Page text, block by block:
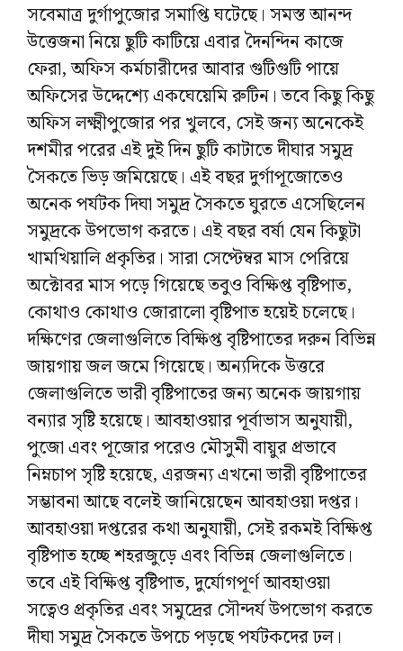
সবেমাত্র দুর্গাপুজোর সমাপ্তি ঘটেছে। সমস্ত আনন্দ
উত্তেজনা নিয়ে ছুটি কাটিয়ে এবার দৈনন্দিন কাজে
ফেরা, অফিস কর্মচারীদের আবার গুটিগুটি পায়ে
অফিসের উদ্দেশ্যে একঘেয়েমি রুটিন। তবে কিছু কিছু
অফিস লক্ষ্মীপুজোর পর খুলবে, সেই জন্য অনেকেই
দশমীর পরের এই দুই দিন ছুটি কাটাতে দীঘার সমুদ্র
সৈকতে ভিড় জমিয়েছে। এই বছর দুর্গাপূজোতেও
অনেক পর্যটক দিঘা সমুদ্র সৈকতে ঘুরতে এসেছিলেন
সমুদ্রকে উপভোগ করতে। এই বছর বর্ষা যেন কিছুটা
খামখিয়ালি প্রকৃতির। সারা সেপ্টেম্বর মাস পেরিয়ে
অক্টোবর মাস পড়ে গিয়েছে তবুও বিক্ষিপ্ত বৃষ্টিপাত,
কোথাও কোথাও জোরালো বৃষ্টিপাত হয়েই চলেছে।
দক্ষিণের জেলাগুলিতে বিক্ষিপ্ত বৃষ্টিপাতের দরুন বিভিন্ন
জায়গায় জল জমে গিয়েছে। অন্যদিকে উত্তরে
জেলাগুলিতে ভারী বৃষ্টিপাতের জন্য অনেক জায়গায়
বন্যার সৃষ্টি হয়েছে। আবহাওয়ার পূর্বাভাস অনুযায়ী,
পুজো এবং পূজোর পরেও মৌসুমী বায়ুর প্রভাবে
নিম্নচাপ সৃষ্টি হয়েছে, এরজন্য এখনো ভারী বৃষ্টিপাতের
সম্ভাবনা আছে বলেই জানিয়েছেন আবহাওয়া দপ্তর।
আবহাওয়া দপ্তরের কথা অনুযায়ী, সেই রকমই বিক্ষিপ্ত
বৃষ্টিপাত হচ্ছে শহরজুড়ে এবং বিভিন্ন জেলাগুলিতে।
তবে এই বিক্ষিপ্ত বৃষ্টিপাত, দুর্যোগপূর্ণ আবহাওয়া
সত্বেও প্রকৃতির এবং সমুদ্রের সৌন্দর্য উপভোগ করতে
দীঘা সমুদ্র সৈকতে উপচে পড়ছে পর্যটকদের ঢল।